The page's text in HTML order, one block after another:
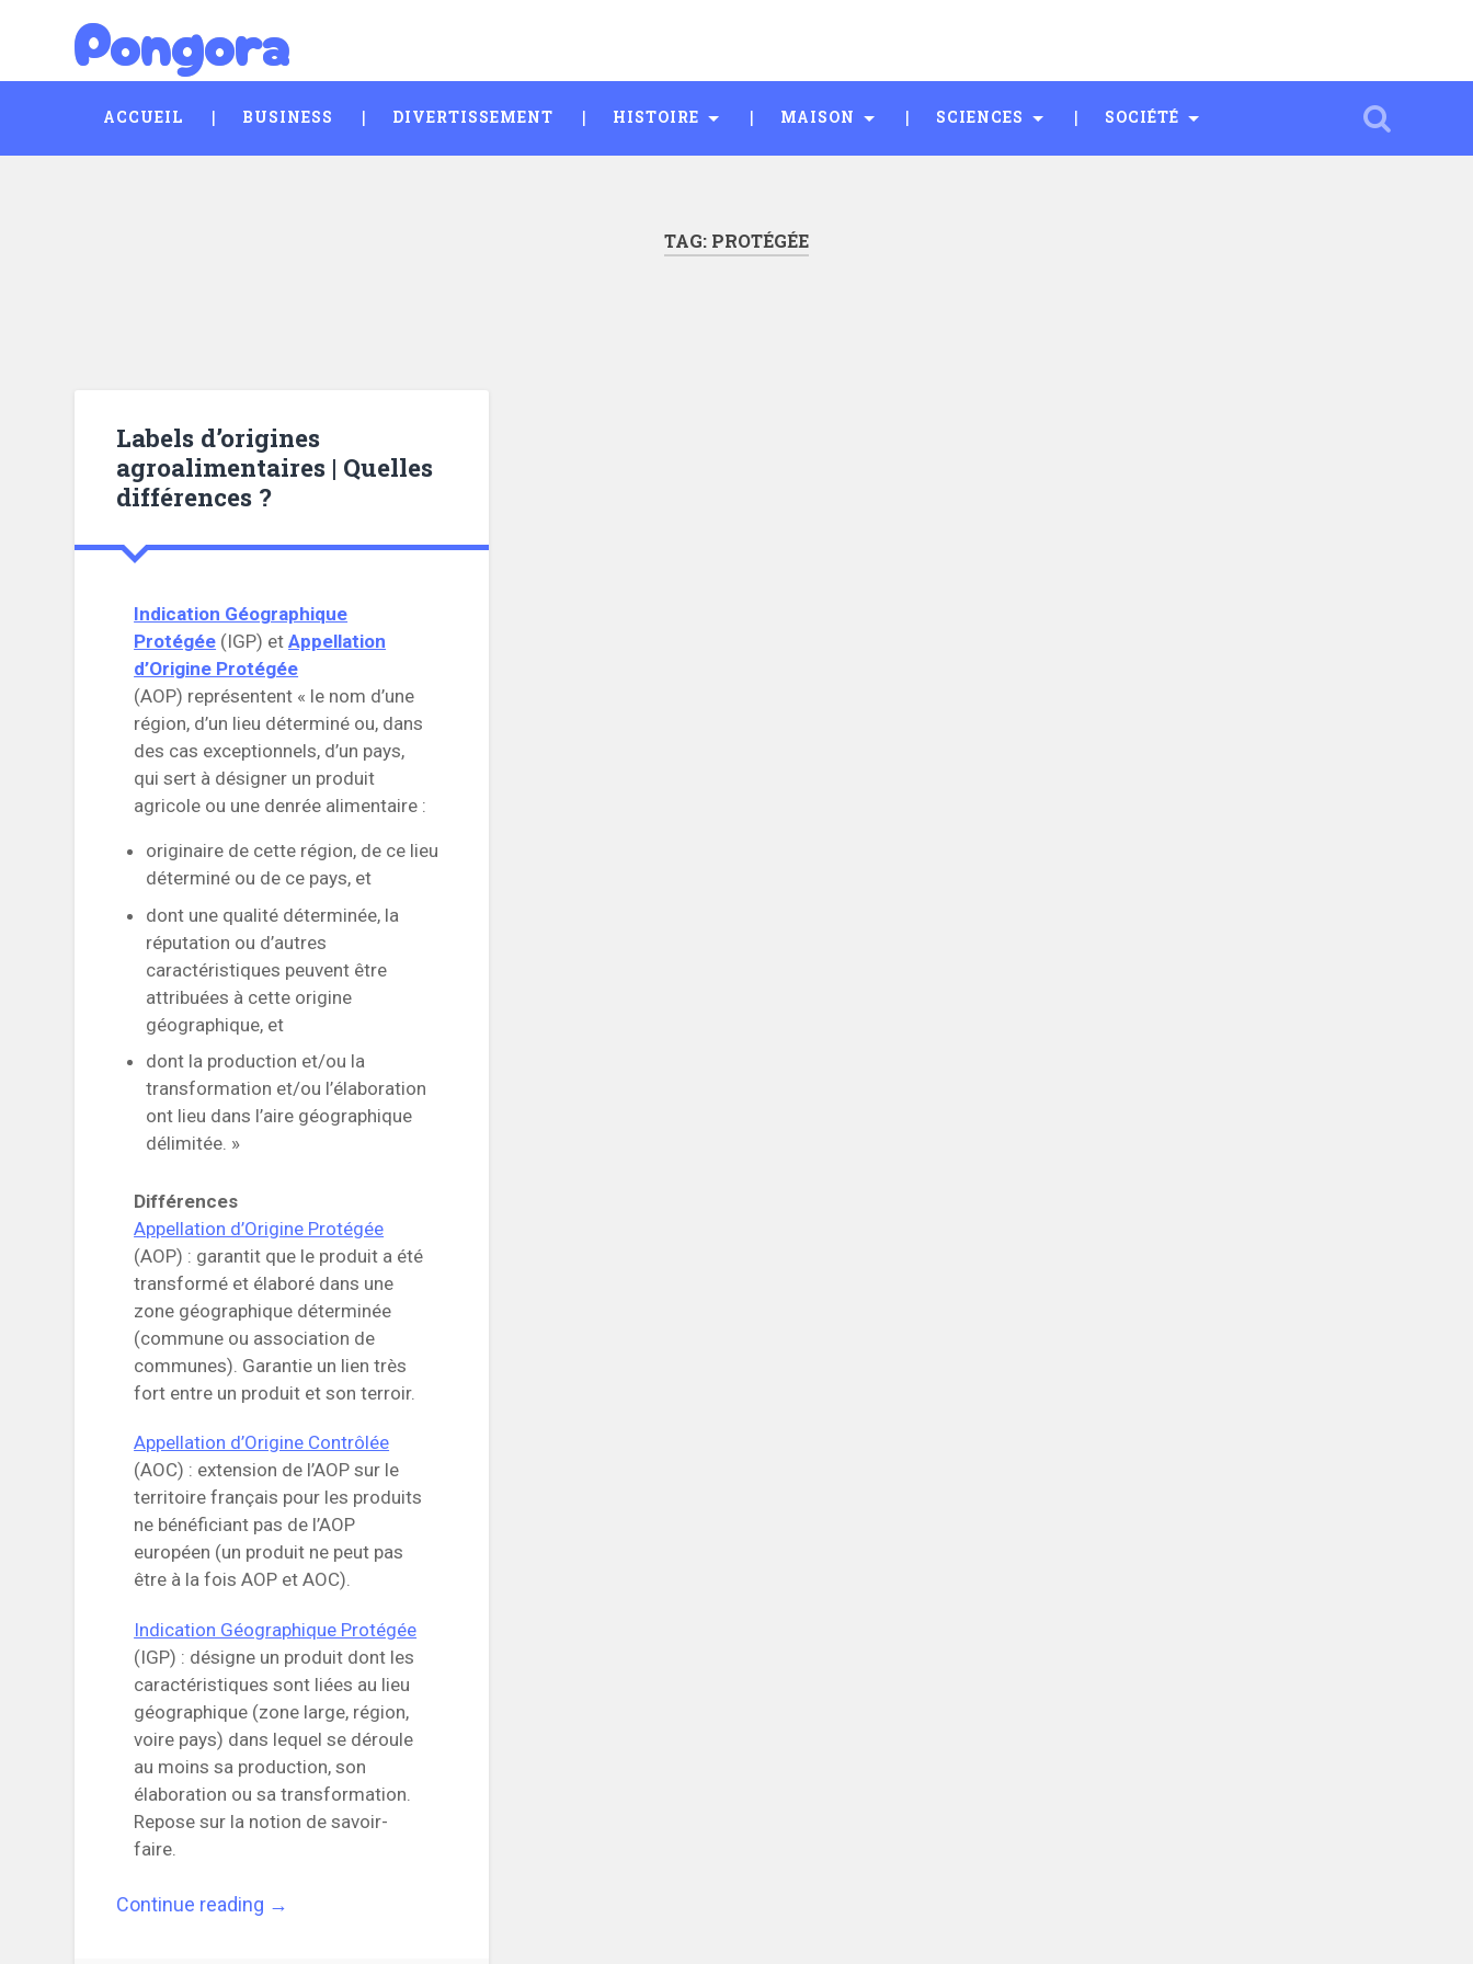
Pongora
ACCUEIL BUSINESS DIVERTISSEMENT HISTOIRE MAISON SCIENCES SOCIÉTÉ
TAG: PROTÉGÉE
Labels d’origines
agroalimentaires | Quelles
différences ?
Indication Géographique
Protégée (IGP) etAppellation
d’Origine Protégée
(AOP) représentent « le nom d’une
région, d’un lieu déterminé ou, dans
des cas exceptionnels, d’un pays,
qui sert à désigner un produit
agricole ou une denrée alimentaire :
originaire de cette région, de ce lieu
déterminé ou de ce pays, et
dont une qualité déterminée, la
réputation ou d’autres
caractéristiques peuvent être
attribuées à cette origine
géographique, et
dont la production et/ou la
transformation et/ou l’élaboration
ont lieu dans l’aire géographique
délimitée. »
Différences
Appellation d’Origine Protégée
(AOP) : garantit que le produit a été
transformé et élaboré dans une
zone géographique déterminée
(commune ou association de
communes). Garantie un lien très
fort entre un produit et son terroir.
Appellation d’Origine Contrôlée
(AOC) : extension de l’AOP sur le
territoire français pour les produits
ne bénéficiant pas de l’AOP
européen (un produit ne peut pas
être à la fois AOP et AOC).
Indication Géographique Protégée
(IGP) : désigne un produit dont les
caractéristiques sont liées au lieu
géographique (zone large, région,
voire pays) dans lequel se déroule
au moins sa production, son
élaboration ou sa transformation.
Repose sur la notion de savoir-
faire.
Continue reading “Labels
→